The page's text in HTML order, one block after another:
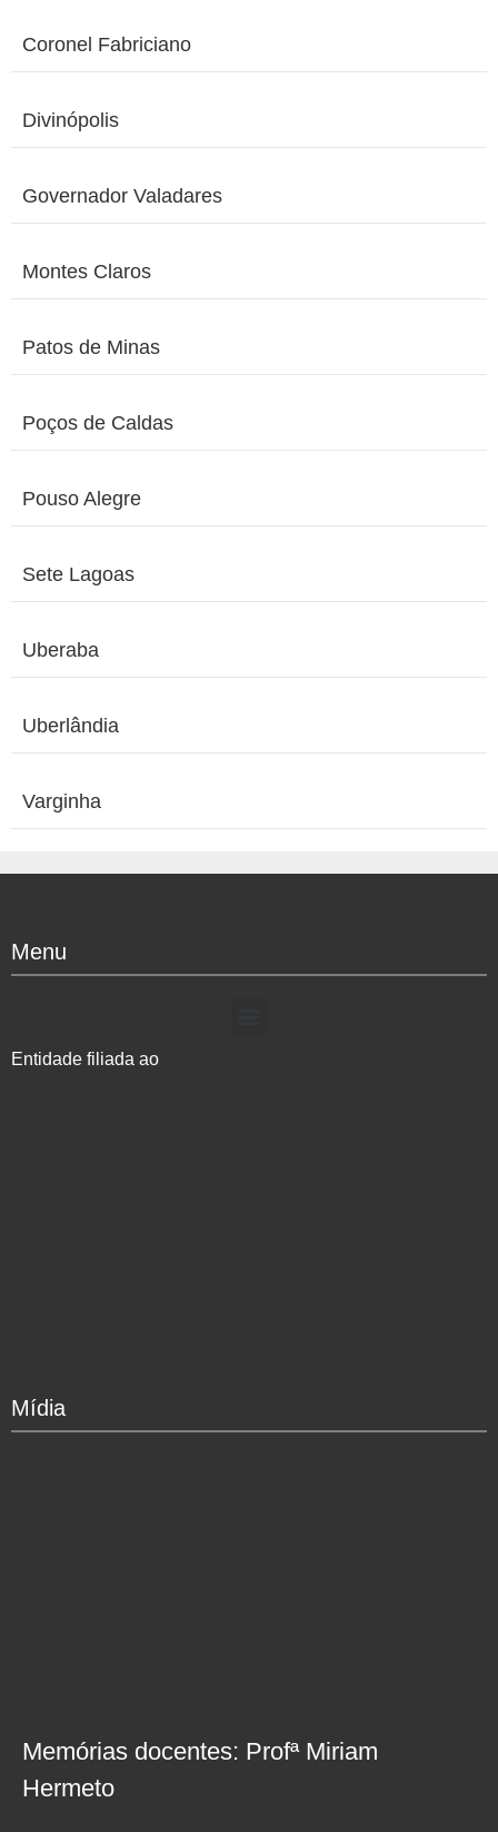
Coronel Fabriciano
Divinópolis
Governador Valadares
Montes Claros
Patos de Minas
Poços de Caldas
Pouso Alegre
Sete Lagoas
Uberaba
Uberlândia
Varginha
Menu
Entidade filiada ao
Mídia
Memórias docentes: Profª Miriam
Hermeto